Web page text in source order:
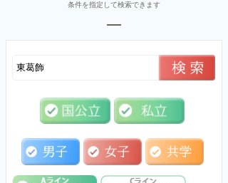
条件を指定して検索できます